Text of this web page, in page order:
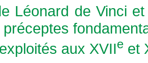
Léonard de Vinci
aux XVIIe et